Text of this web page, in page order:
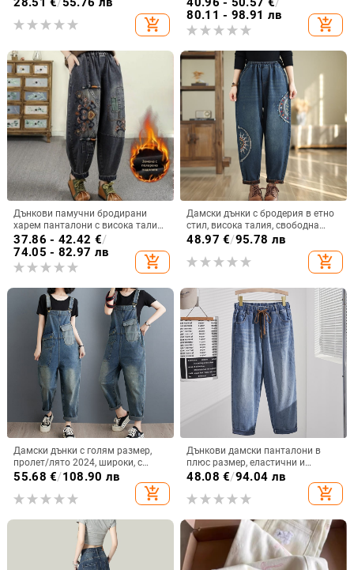
ежедневни тънки универсални
дънки
add_shopping_cart
тип круша, висока талия,
еластични
80.11 - 98.91 лв
add_shopping_cart
Дънкови памучни бродирани
харем панталони с висока талия,
широки крачоли, дължина 9/10,
микроеластичност, етно-ретро
стил.
37.86 - 42.42 €/
74.05 - 82.97 лв
add_shopping_cart
Дамски дънки с бродерия в етно
стил, висока талия, свободна
кройка, харем панталони, плюс
48.97 €/95.78 лв
add_shopping_cart
Дамски дънки с голям размер,
пролет/лято 2024, широки, с
презрамки, за малки жени
55.68 €/108.90 лв
add_shopping_cart
Дънкови дамски панталони в
плюс размер, еластични и
визуално оформящи силуета,
48.08 €/94.04 лв
add_shopping_cart